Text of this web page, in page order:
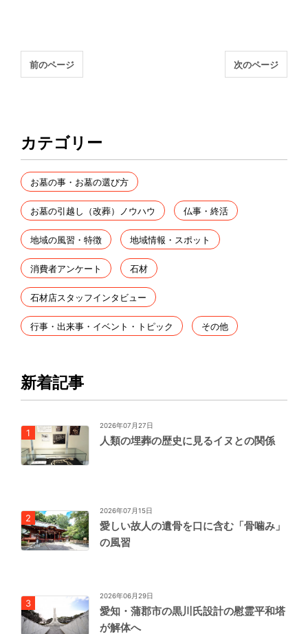
前のページ 次のページ
カテゴリー
お墓の事・お墓の選び方
お墓の引越し（改葬）ノウハウ 仏事・終活
地域の風習・特徴 地域情報・スポット
消費者アンケート 石材
石材店スタッフインタビュー
行事・出来事・イベント・トピック その他
新着記事
2026年07月27日
人類の埋葬の歴史に見るイヌとの関係
2026年07月15日
愛しい故人の遺骨を口に含む「骨噛み」
の風習
2026年06月29日
愛知・蒲郡市の黒川氏設計の慰霊平和塔
が解体へ